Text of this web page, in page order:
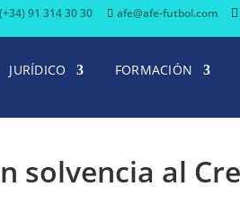
(+34) 91 314 30 30 afe@afe-futbol.com
JURÍDICO FORMACIÓN
solvencia al